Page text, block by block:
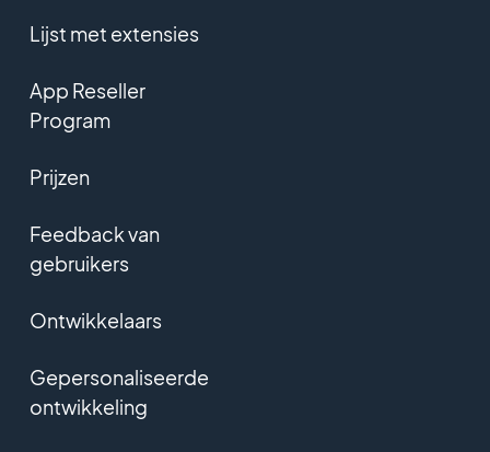
Lijst met extensies
App Reseller
Program
Prijzen
Feedback van
gebruikers
Ontwikkelaars
Gepersonaliseerde
ontwikkeling